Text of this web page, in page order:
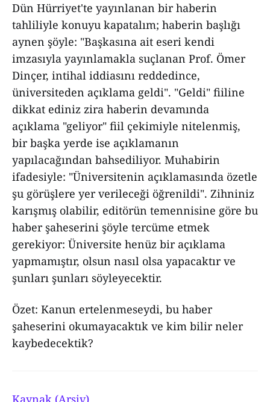
Dün Hürriyet'te yayınlanan bir haberin
tahliliyle konuyu kapatalım; haberin başlığı
aynen şöyle: "Başkasına ait eseri kendi
imzasıyla yayınlamakla suçlanan Prof. Ömer
Dinçer, intihal iddiasını reddedince,
üniversiteden açıklama geldi". "Geldi" fiiline
dikkat ediniz zira haberin devamında
açıklama "geliyor" fiil çekimiyle nitelenmiş,
bir başka yerde ise açıklamanın
yapılacağından bahsediliyor. Muhabirin
ifadesiyle: "Üniversitenin açıklamasında özetle
şu görüşlere yer verileceği öğrenildi". Zihniniz
karışmış olabilir, editörün temennisine göre bu
haber şaheserini şöyle tercüme etmek
gerekiyor: Üniversite henüz bir açıklama
yapmamıştır, olsun nasıl olsa yapacaktır ve
şunları şunları söyleyecektir.
Özet: Kanun ertelenmeseydi, bu haber
şaheserini okumayacaktık ve kim bilir neler
kaybedecektik?
Kaynak (Arşiv)